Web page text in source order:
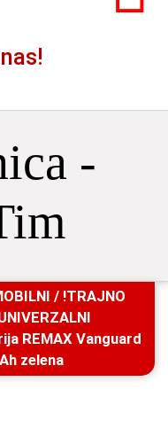
-
/ !TRAJNO
REMAX Vanguard
zelena